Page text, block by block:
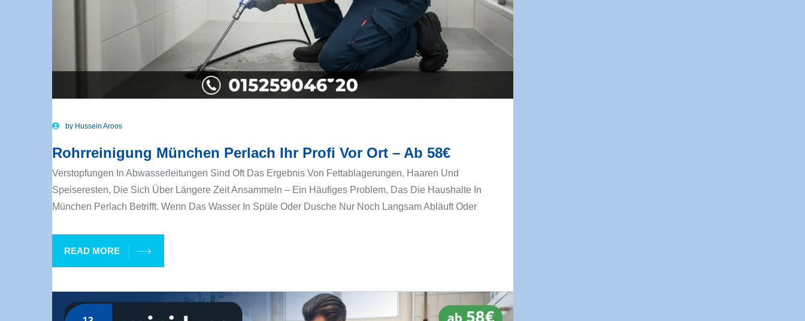
by Hussein Aroos
Rohrreinigung München Perlach Ihr Profi Vor Ort – Ab 58€
Verstopfungen In Abwasserleitungen Sind Oft Das Ergebnis Von Fettablagerungen, Haaren Und
Speiseresten, Die Sich Über Längere Zeit Ansammeln – Ein Häufiges Problem, Das Die Haushalte In
München Perlach Betrifft. Wenn Das Wasser In Spüle Oder Dusche Nur Noch Langsam Abläuft Oder
READ MORE